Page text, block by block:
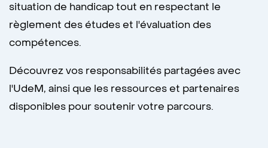
situation de handicap tout en respectant le
règlement des études et l'évaluation des
compétences.
Découvrez vos responsabilités partagées avec
l'UdeM, ainsi que les ressources et partenaires
disponibles pour soutenir votre parcours.